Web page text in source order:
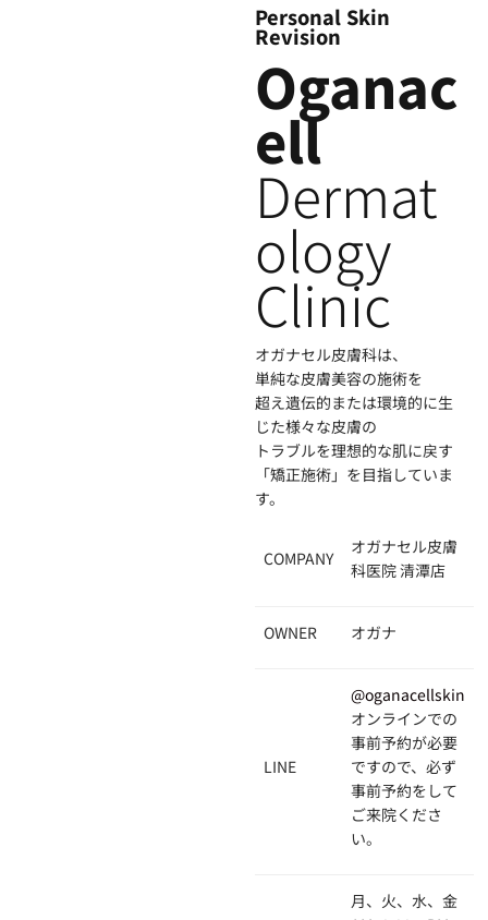
Personal Skin
Revision
Oganac
ell
Dermat
ology
Clinic
オガナセル皮膚科は、
単純な皮膚美容の施術を
超え遺伝的または環境的に生
じた様々な皮膚の
トラブルを理想的な肌に戻す
「矯正施術」を目指していま
す。
COMPANY
オガナセル皮膚
科医院 清潭店
OWNER オガナ
LINE
@oganacellskin
オンラインでの
事前予約が必要
ですので、必ず
事前予約をして
ご来院くださ
い。
月、火、水、金